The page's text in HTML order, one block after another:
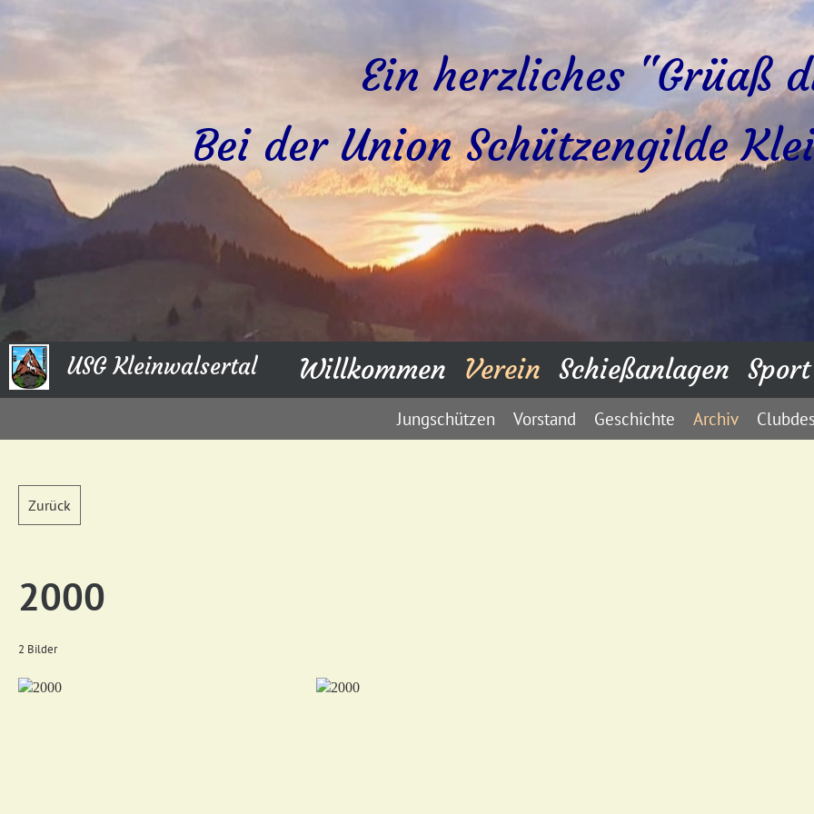
Ein herzliches "Grüaß
Bei der Union Schützengilde
USG Kleinwalsertal Willkommen Verein Schießanlagen Sport
Jungschützen Vorstand Geschichte Archiv
Zurück
2000
2 Bilder